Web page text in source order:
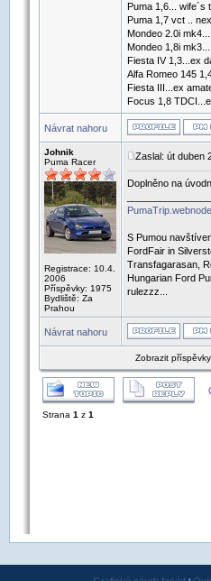
Puma 1,6... wife´s
Puma 1,7 vct ..
Mondeo 2.0i
Mondeo 1,8i
Fiesta IV 1,3...ex
Alfa Romeo 145
Fiesta III...ex
Focus 1,8
Návrat nahoru
Johnik
Puma Racer
Registrace: 10.4.
2006
Příspěvky: 1975
Bydliště: Za
Prahou
Zaslal: út duben
Doplněno na
S Pumou
FordFair in
Transfagarasan,
Hungarian Ford
rulezzz...
Návrat nahoru
Zobrazit
Strana 1 z 1